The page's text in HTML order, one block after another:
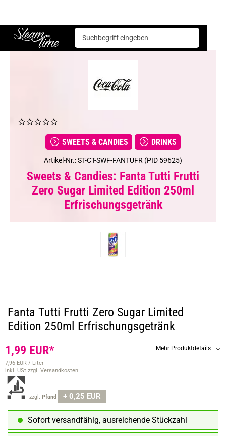
Steam time
Sweets & Candies Drinks
SWEETS & CANDIES DRINKS
Artikel-Nr.: ST-CT-SWF-FANTUFR (PID 59625)
Sweets & Candies: Fanta Tutti Frutti
Zero Sugar Limited Edition 250ml
Erfrischungsgetränk
Fanta Tutti Frutti Zero Sugar Limited
Edition 250ml Erfrischungsgetränk
1,99 EUR*
7,96 EUR / Liter
inkl. USt zzgl. Versandkosten
zzgl. Pfand + 0,25 EUR
Mehr Produktdetails
Sofort versandfähig, ausreichende Stückzahl